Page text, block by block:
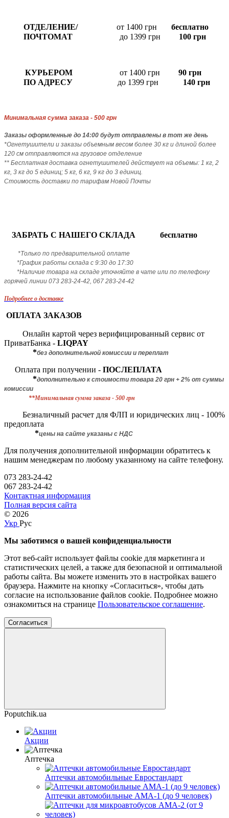
ОТДЕЛЕНИЕ/от 1400 грн бесплатно
ПОЧТОМАТ до 1399 грн 100 грн
КУРЬЕРОМ от 1400 грн 90 грн
ПО АДРЕСУ до 1399 грн 140 грн
Минимальная сумма заказа - 500 грн
Заказы оформленные до 14:00 будут отправлены в тот же день
*Огнетушители и заказы объемным весом более 30 кг и длиной более
120 см отправляются на грузовое отделение
** Бесплатная доставка огнетушителей действует на объемы: 1 кг, 2
кг, 3 кг до 5 единиц; 5 кг, 6 кг, 9 кг до 3 единиц.
Стоимость доставки по тарифам Новой Почты
ЗАБРАТЬ С НАШЕГО СКЛАДА бесплатно
*Только по предварительной оплате
*График работы склада с 9:30 до 17:30
*Наличие товара на складе уточняйте в чате или по телефону
горячей линии 073 283-24-42, 067 283-24-42
Подробнее о доставке
ОПЛАТА ЗАКАЗОВ
Онлайн картой через верифицированный сервис от
ПриватБанка - LIQPAY
*без дополнительной комиссии и переплат
Оплата при получении - ПОСЛЕПЛАТА
*дополнительно к стоимости товара 20 грн + 2% от суммы
комиссии
**Минимальная сумма заказа - 500 грн
Безналичный расчет для ФЛП и юридических лиц - 100%
предоплата
*цены на сайте указаны с НДС
Для получения дополнительной информации обратитесь к
нашим менеджерам по любому указанному на сайте телефону.
073 283-24-42
067 283-24-42
Контактная информация
Полная версия сайта
© 2026
Укр Рус
Мы заботимся о вашей конфиденциальности
Этот веб-сайт использует файлы cookie для маркетинга и
статистических целей, а также для безопасной и оптимальной
работы сайта. Вы можете изменить это в настройках вашего
браузера. Нажмите на кнопку «Согласиться», чтобы дать
согласие на использование файлов cookie. Подробнее можно
ознакомиться на странице Пользовательское соглашение.
Согласиться
Poputchik.ua
Акции
Аптечка
Аптечки автомобильные Евростандарт
Аптечки автомобильные AMA-1 (до 9 человек)